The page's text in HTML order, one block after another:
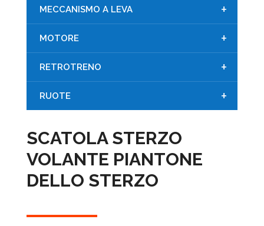
+
MECCANISMO A LEVA
+
MOTORE
+
RETROTRENO
+
RUOTE
SCATOLA STERZO
VOLANTE PIANTONE
DELLO STERZO